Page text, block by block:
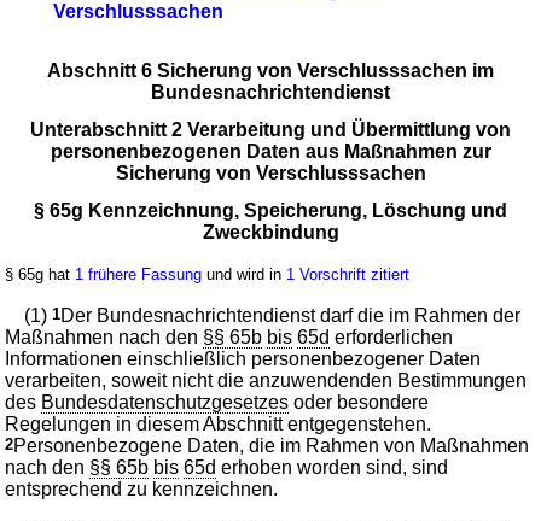
Verschlusssachen
Abschnitt 6 Sicherung von Verschlusssachen im
Bundesnachrichtendienst
Unterabschnitt 2 Verarbeitung und Übermittlung von
personenbezogenen Daten aus Maßnahmen zur
Sicherung von Verschlusssachen
§ 65g Kennzeichnung, Speicherung, Löschung und
Zweckbindung
§ 65g hat 1 frühere Fassung und wird in 1 Vorschrift zitiert
(1)1Der Bundesnachrichtendienst darf die im Rahmen der
Maßnahmen nach den §§ 65b bis 65d erforderlichen
Informationen einschließlich personenbezogener Daten
verarbeiten, soweit nicht die anzuwendenden Bestimmungen
des Bundesdatenschutzgesetzes oder besondere
Regelungen in diesem Abschnitt entgegenstehen.
2Personenbezogene Daten, die im Rahmen von Maßnahmen
nach den §§ 65b bis 65d erhoben worden sind, sind
entsprechend zu kennzeichnen.